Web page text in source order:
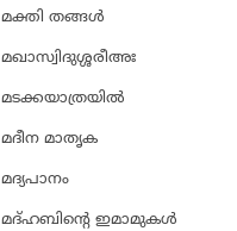
മക്തി തങ്ങള്‍
മഖാസ്വിദുശ്ശരീഅഃ
മടക്കയാത്രയില്‍
മദീന മാതൃക
മദ്യപാനം
മദ്ഹബിന്റെ ഇമാമുകള്‍